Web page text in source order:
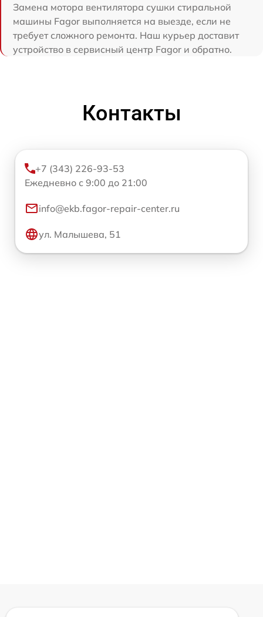
Замена мотора вентилятора сушки стиральной
машины Fagor выполняется на выезде, если не
требует сложного ремонта. Наш курьер доставит
устройство в сервисный центр Fagor и обратно.
Контакты
+7 (343) 226-93-53
Ежедневно с 9:00 до 21:00
info@ekb.fagor-repair-center.ru
ул. Малышева, 51